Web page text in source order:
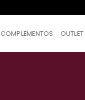
COMPLEMENTOS OUTLET